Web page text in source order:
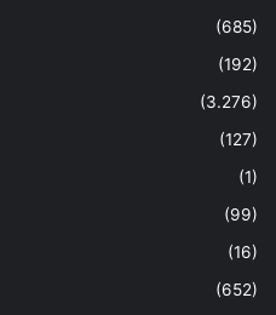
(685)
(192)
(3.276)
(127)
(1)
(99)
(16)
(652)